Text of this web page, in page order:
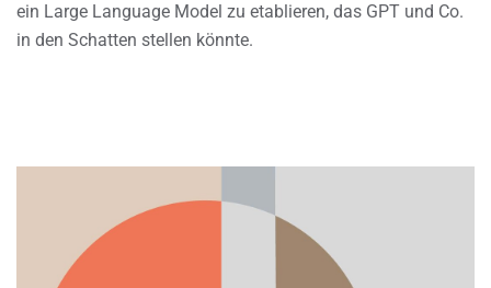
ein Large Language Model zu etablieren, das GPT und Co.
in den Schatten stellen könnte.